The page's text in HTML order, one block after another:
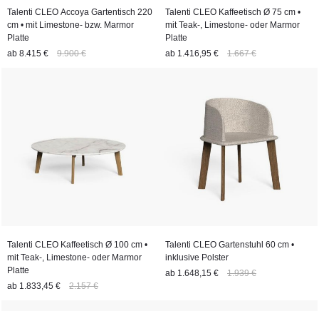
Talenti CLEO Accoya Gartentisch 220
cm • mit Limestone- bzw. Marmor
Platte
ab 8.415 € 9.900 €
Talenti CLEO Kaffeetisch Ø 75 cm •
mit Teak-, Limestone- oder Marmor
Platte
ab 1.416,95 € 1.667 €
Talenti CLEO Kaffeetisch Ø 100 cm •
mit Teak-, Limestone- oder Marmor
Platte
ab 1.833,45 € 2.157 €
Talenti CLEO Gartenstuhl 60 cm •
inklusive Polster
ab 1.648,15 € 1.939 €